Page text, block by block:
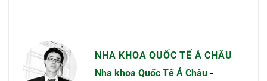
NHA KHOA QUỐC TẾ Á CHÂU
Nha khoa Quốc Tế Á Châu -